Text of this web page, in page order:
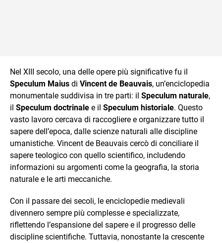
Nel XIII secolo, una delle opere più significative fu il
Speculum Maius di Vincent de Beauvais, un’enciclopedia
monumentale suddivisa in tre parti: il Speculum naturale,
il Speculum doctrinale e il Speculum historiale. Questo
vasto lavoro cercava di raccogliere e organizzare tutto il
sapere dell’epoca, dalle scienze naturali alle discipline
umanistiche. Vincent de Beauvais cercò di conciliare il
sapere teologico con quello scientifico, includendo
informazioni su argomenti come la geografia, la storia
naturale e le arti meccaniche.
Con il passare dei secoli, le enciclopedie medievali
divennero sempre più complesse e specializzate,
riflettendo l’espansione del sapere e il progresso delle
discipline scientifiche. Tuttavia, nonostante la crescente